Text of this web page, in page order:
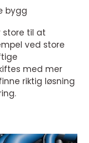
bygg
store til at
ved store
med mer
riktig løsning